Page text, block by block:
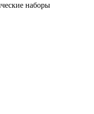
наборы